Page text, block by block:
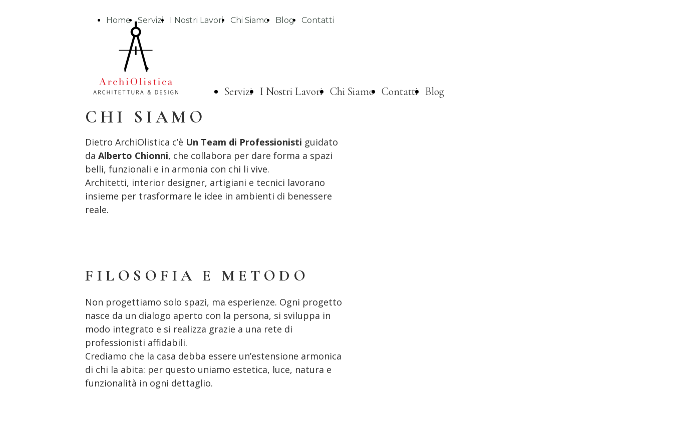
Home Servizi I Nostri Lavori Chi Siamo Blog Contatti
Servizi I Nostri Lavori Chi Siamo Contatti Blog
CHI SIAMO
Dietro ArchiOlistica c’è Un Team di Professionisti guidato
da Alberto Chionni, che collabora per dare forma a spazi
belli, funzionali e in armonia con chi li vive.
Architetti, interior designer, artigiani e tecnici lavorano
insieme per trasformare le idee in ambienti di benessere
reale.
FILOSOFIA E METODO
Non progettiamo solo spazi, ma esperienze. Ogni progetto
nasce da un dialogo aperto con la persona, si sviluppa in
modo integrato e si realizza grazie a una rete di
professionisti affidabili.
Crediamo che la casa debba essere un’estensione armonica
di chi la abita: per questo uniamo estetica, luce, natura e
funzionalità in ogni dettaglio.